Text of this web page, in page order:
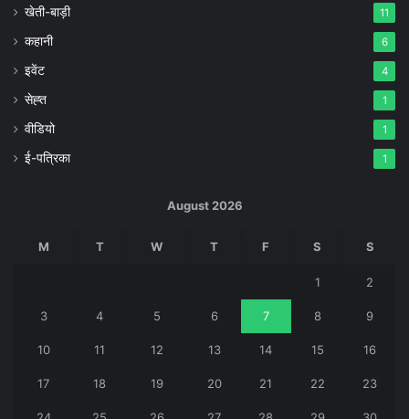
खेती-बाड़ी 11
कहानी 6
इवेंट 4
सेह्त 1
वीडियो 1
ई-पत्रिका 1
August 2026
M T W T F S S
1 2
3 4 5 6 7 8 9
10 11 12 13 14 15 16
17 18 19 20 21 22 23